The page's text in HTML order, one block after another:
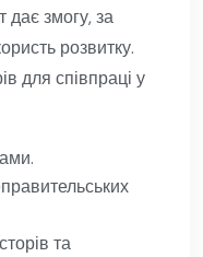
дає змогу, за
розвитку.
для співпраці у
та